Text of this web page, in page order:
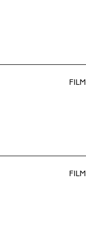
FILM
FILM